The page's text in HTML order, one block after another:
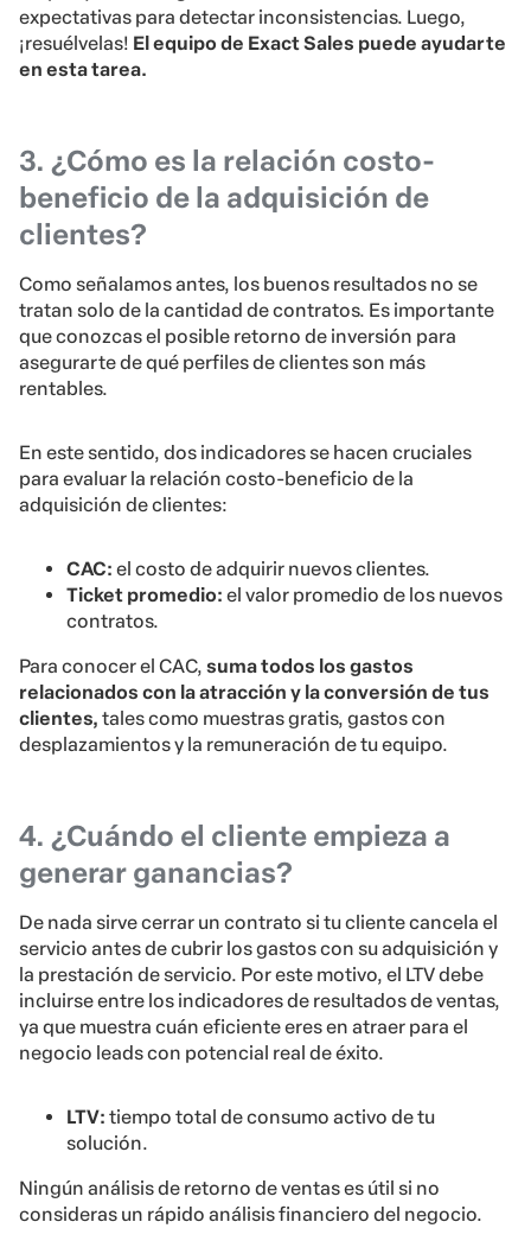
expectativas para detectar inconsistencias. Luego,
¡resuélvelas! El equipo de Exact Sales puede ayudarte
en esta tarea.
3. ¿Cómo es la relación costo-
beneficio de la adquisición de
clientes?
Como señalamos antes, los buenos resultados no se
tratan solo de la cantidad de contratos. Es importante
que conozcas el posible retorno de inversión para
asegurarte de qué perfiles de clientes son más
rentables.
En este sentido, dos indicadores se hacen cruciales
para evaluar la relación costo-beneficio de la
adquisición de clientes:
CAC: el costo de adquirir nuevos clientes.
Ticket promedio: el valor promedio de los nuevos
contratos.
Para conocer el CAC, suma todos los gastos
relacionados con la atracción y la conversión de tus
clientes, tales como muestras gratis, gastos con
desplazamientos y la remuneración de tu equipo.
4. ¿Cuándo el cliente empieza a
generar ganancias?
De nada sirve cerrar un contrato si tu cliente cancela el
servicio antes de cubrir los gastos con su adquisición y
la prestación de servicio. Por este motivo, el LTV debe
incluirse entre los indicadores de resultados de ventas,
ya que muestra cuán eficiente eres en atraer para el
negocio leads con potencial real de éxito.
LTV: tiempo total de consumo activo de tu
solución.
Ningún análisis de retorno de ventas es útil si no
consideras un rápido análisis financiero del negocio.